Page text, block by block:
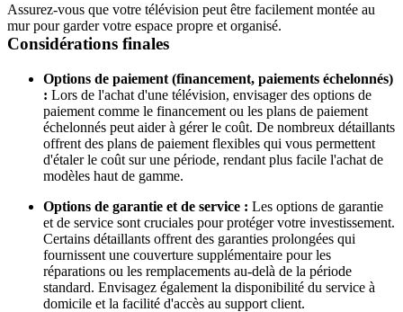
Assurez-vous que votre télévision peut être facilement montée au
mur pour garder votre espace propre et organisé.
Considérations finales
Options de paiement (financement, paiements échelonnés)
: Lors de l'achat d'une télévision, envisager des options de
paiement comme le financement ou les plans de paiement
échelonnés peut aider à gérer le coût. De nombreux détaillants
offrent des plans de paiement flexibles qui vous permettent
d'étaler le coût sur une période, rendant plus facile l'achat de
modèles haut de gamme.
Options de garantie et de service : Les options de garantie
et de service sont cruciales pour protéger votre investissement.
Certains détaillants offrent des garanties prolongées qui
fournissent une couverture supplémentaire pour les
réparations ou les remplacements au-delà de la période
standard. Envisagez également la disponibilité du service à
domicile et la facilité d'accès au support client.